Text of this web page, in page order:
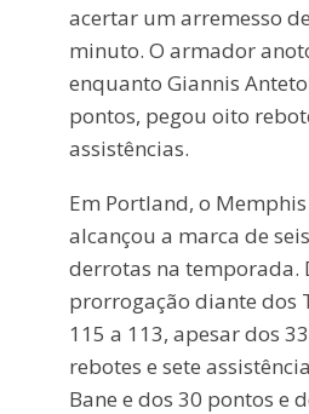
acertar um arremesso
minuto. O armador
enquanto Giannis
pontos, pegou oito
assistências.
Em Portland, o
alcançou a marca de
derrotas na temporada.
prorrogação diante dos
115 a 113, apesar dos
rebotes e sete
Bane e dos 30 pontos e